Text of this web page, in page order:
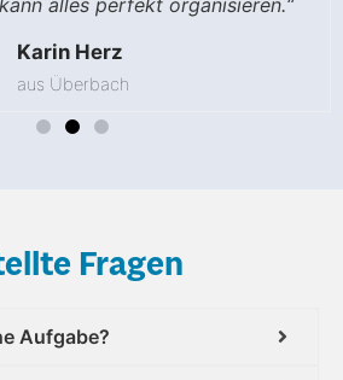
täglich ihre Sporteinheit hat.
Paula Burger
aus Altusried
alles perfekt organisieren.“
Karin Herz
aus Überbach
und genieße die Bewegung.“
Friesenegger
aus Altusried
Fragen
Aufgabe?